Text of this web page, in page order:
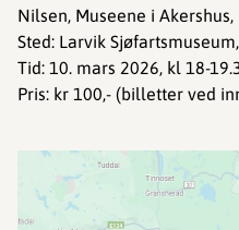
Nilsen, Museene i Akershus,
Sted: Larvik
Tid: 10. mars 2026, kl 18-
Pris: kr 100,- (billetter ved